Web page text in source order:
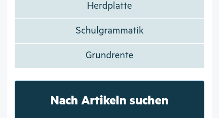
Herdplatte
Schulgrammatik
Grundrente
Nach Artikeln suchen